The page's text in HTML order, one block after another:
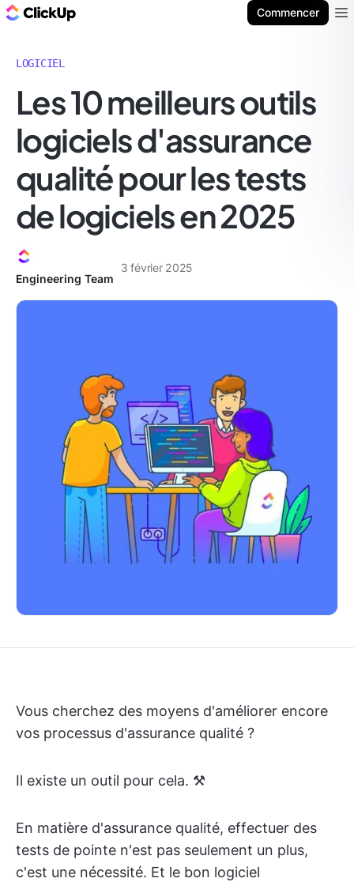
Commencer
LOGICIEL
Les 10 meilleurs outils
logiciels d'assurance
qualité pour les tests
de logiciels en 2025
Engineering Team
3 février 2025
Vous cherchez des moyens d'améliorer encore
vos processus d'assurance qualité ?
Il existe un outil pour cela. ⚒️
En matière d'assurance qualité, effectuer des
tests de pointe n'est pas seulement un plus,
c'est une nécessité. Et le bon logiciel